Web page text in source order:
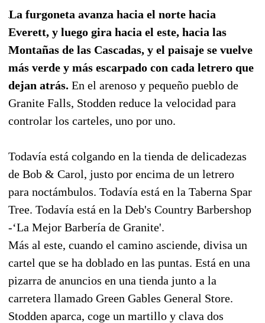
La furgoneta avanza hacia el norte hacia
Everett, y luego gira hacia el este, hacia las
Montañas de las Cascadas, y el paisaje se vuelve
más verde y más escarpado con cada letrero que
dejan atrás. En el arenoso y pequeño pueblo de
Granite Falls, Stodden reduce la velocidad para
controlar los carteles, uno por uno.
Todavía está colgando en la tienda de delicadezas
de Bob & Carol, justo por encima de un letrero
para noctámbulos. Todavía está en la Taberna Spar
Tree. Todavía está en la Deb's Country Barbershop
-‘La Mejor Barbería de Granite'.
Más al este, cuando el camino asciende, divisa un
cartel que se ha doblado en las puntas. Está en una
pizarra de anuncios en una tienda junto a la
carretera llamado Green Gables General Store.
Stodden aparca, coge un martillo y clava dos